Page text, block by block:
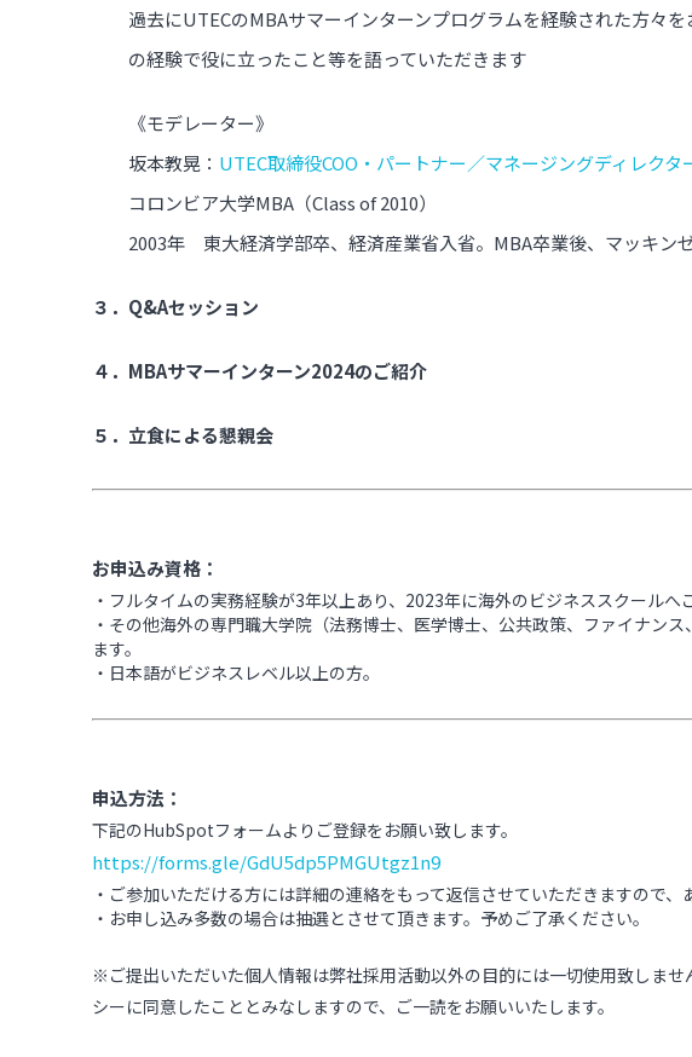
過去にUTECのMBAサマーインターンプログラムを経験された方々
の経験で役に立ったこと等を語っていただきます
《モデレーター》
坂本教晃： UTEC取締役COO・パートナー／マネージングディレクタ
コロンビア大学MBA（Class of 2010）
2003年 東大経済学部卒、経済産業省入省。MBA卒業後、マッキン
３．Q&Aセッション
４．MBAサマーインターン2024のご紹介
５．立食による懇親会
お申込み資格：
・フルタイムの実務経験が3年以上あり、2023年に海外のビジネススクールへ
・その他海外の専門職大学院（法務博士、医学博士、公共政策、ファイナン
ます。
・日本語がビジネスレベル以上の方。
申込方法：
下記のHubSpotフォームよりご登録をお願い致します。
https://forms.gle/GdU5dp5PMGUtgz1n9
・ご参加いただける方には詳細の連絡をもって返信させていただきますので、
・お申し込み多数の場合は抽選とさせて頂きます。予めご了承ください。
※ご提出いただいた個人情報は弊社採用活動以外の目的には一切使用致しませ
シーに同意したこととみなしますので、ご一読をお願いいたします。